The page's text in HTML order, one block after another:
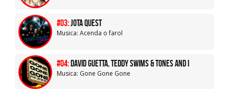
#03:Jota quest
Musica: Acenda o farol
#04:David Guetta, Teddy Swims & Tones And I
Musica: Gone Gone Gone